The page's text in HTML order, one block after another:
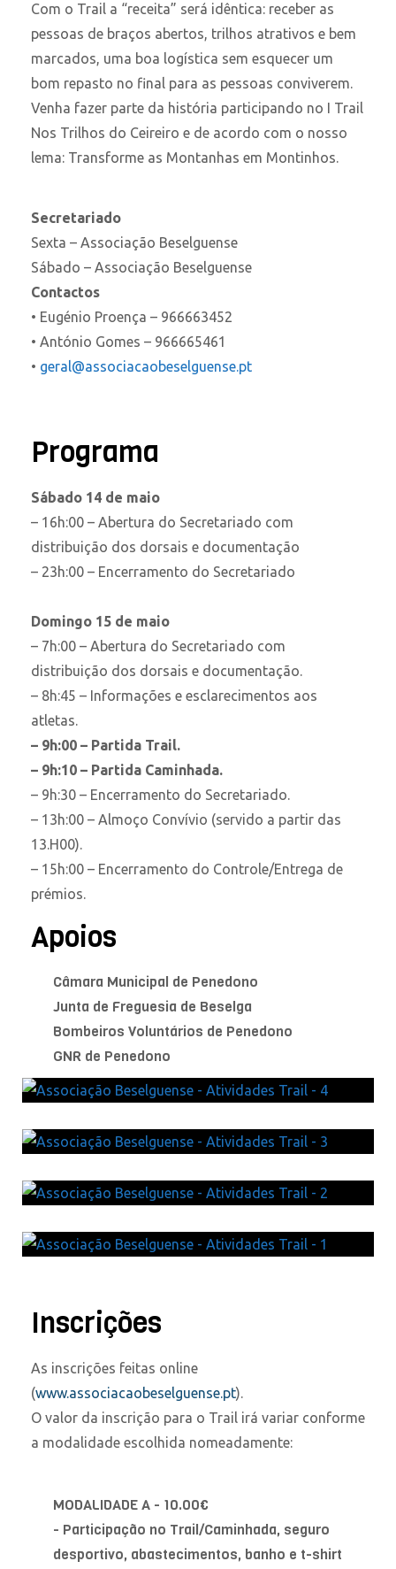
Com o Trail a “receita” será idêntica: receber as
pessoas de braços abertos, trilhos atrativos e bem
marcados, uma boa logística sem esquecer um
bom repasto no final para as pessoas conviverem.
Venha fazer parte da história participando no I Trail
Nos Trilhos do Ceireiro e de acordo com o nosso
lema: Transforme as Montanhas em Montinhos.
Secretariado
Sexta – Associação Beselguense
Sábado – Associação Beselguense
Contactos
• Eugénio Proença – 966663452
• António Gomes – 966665461
• geral@associacaobeselguense.pt
Programa
Sábado 14 de maio
– 16h:00 – Abertura do Secretariado com
distribuição dos dorsais e documentação
– 23h:00 – Encerramento do Secretariado
Domingo 15 de maio
– 7h:00 – Abertura do Secretariado com
distribuição dos dorsais e documentação.
– 8h:45 – Informações e esclarecimentos aos
atletas.
– 9h:00 – Partida Trail.
– 9h:10 – Partida Caminhada.
– 9h:30 – Encerramento do Secretariado.
– 13h:00 – Almoço Convívio (servido a partir das
13.H00).
– 15h:00 – Encerramento do Controle/Entrega de
prémios.
Apoios
Câmara Municipal de Penedono
Junta de Freguesia de Beselga
Bombeiros Voluntários de Penedono
GNR de Penedono
Inscrições
As inscrições feitas online
(www.associacaobeselguense.pt).
O valor da inscrição para o Trail irá variar conforme
a modalidade escolhida nomeadamente:
MODALIDADE A - 10.00€
- Participação no Trail/Caminhada, seguro
desportivo, abastecimentos, banho e t-shirt